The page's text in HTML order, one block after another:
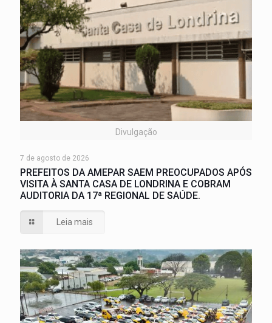
Divulgação
7 de agosto de 2026
PREFEITOS DA AMEPAR SAEM PREOCUPADOS APÓS
VISITA À SANTA CASA DE LONDRINA E COBRAM
AUDITORIA DA 17ª REGIONAL DE SAÚDE.
Leia mais